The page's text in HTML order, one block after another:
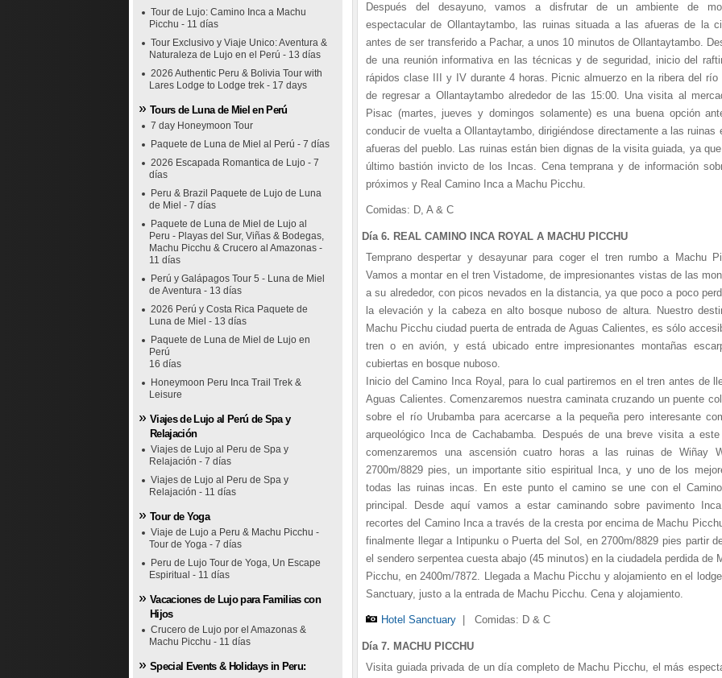
Tour de Lujo: Camino Inca a Machu
Picchu - 11 días
Tour Exclusivo y Viaje Unico: Aventura &
Naturaleza de Lujo en el Perú - 13 días
2026 Authentic Peru & Bolivia Tour with
Lares Lodge to Lodge trek - 17 days
Tours de Luna de Miel en Perú
7 day Honeymoon Tour
Paquete de Luna de Miel al Perú - 7 días
2026 Escapada Romantica de Lujo - 7
días
Peru & Brazil Paquete de Lujo de Luna
de Miel - 7 días
Paquete de Luna de Miel de Lujo al
Peru - Playas del Sur, Viñas & Bodegas,
Machu Picchu & Crucero al Amazonas -
11 días
Perú y Galápagos Tour 5 - Luna de Miel
de Aventura - 13 días
2026 Perú y Costa Rica Paquete de
Luna de Miel - 13 días
Paquete de Luna de Miel de Lujo en
Perú
16 días
Honeymoon Peru Inca Trail Trek &
Leisure
Viajes de Lujo al Perú de Spa y
Relajación
Viajes de Lujo al Peru de Spa y
Relajación - 7 días
Viajes de Lujo al Peru de Spa y
Relajación - 11 días
Tour de Yoga
Viaje de Lujo a Peru & Machu Picchu -
Tour de Yoga - 7 días
Peru de Lujo Tour de Yoga, Un Escape
Espiritual - 11 días
Vacaciones de Lujo para Familias con
Hijos
Crucero de Lujo por el Amazonas &
Machu Picchu - 11 días
Special Events & Holidays in Peru:
Después del desayuno, vamos a disfrutar de un ambiente de
espectacular de Ollantaytambo, las ruinas situada a las afueras de la
antes de ser transferido a Pachar, a unos 10 minutos de Ollantaytambo.
de una reunión informativa en las técnicas y de seguridad, inicio del
rápidos clase III y IV durante 4 horas. Picnic almuerzo en la ribera del río
de regresar a Ollantaytambo alrededor de las 15:00. Una visita al
Pisac (martes, jueves y domingos solamente) es una buena opción
conducir de vuelta a Ollantaytambo, dirigiéndose directamente a las ruinas
afueras del pueblo. Las ruinas están bien dignas de la visita guiada, ya
último bastión invicto de los Incas. Cena temprana y de información
próximos y Real Camino Inca a Machu Picchu.
Comidas: D, A & C
Día 6. REAL CAMINO INCA ROYAL A MACHU PICCHU
Temprano despertar y desayunar para coger el tren rumbo a Machu
Vamos a montar en el tren Vistadome, de impresionantes vistas de las
a su alrededor, con picos nevados en la distancia, ya que poco a poco
la elevación y la cabeza en alto bosque nuboso de altura. Nuestro
Machu Picchu ciudad puerta de entrada de Aguas Calientes, es sólo
tren o en avión, y está ubicado entre impresionantes montañas
cubiertas en bosque nuboso.
Inicio del Camino Inca Royal, para lo cual partiremos en el tren antes de
Aguas Calientes. Comenzaremos nuestra caminata cruzando un puente
sobre el río Urubamba para acercarse a la pequeña pero interesante
arqueológico Inca de Cachabamba. Después de una breve visita a
comenzaremos una ascensión cuatro horas a las ruinas de Wiñay
2700m/8829 pies, un importante sitio espiritual Inca, y uno de los
todas las ruinas incas. En este punto el camino se une con el
principal. Desde aquí vamos a estar caminando sobre pavimento
recortes del Camino Inca a través de la cresta por encima de Machu
finalmente llegar a Intipunku o Puerta del Sol, en 2700m/8829 pies partir
el sendero serpentea cuesta abajo (45 minutos) en la ciudadela perdida de
Picchu, en 2400m/7872. Llegada a Machu Picchu y alojamiento en el lodge
Sanctuary, justo a la entrada de Machu Picchu. Cena y alojamiento.
Hotel Sanctuary Comidas: D & C
Día 7. MACHU PICCHU
Visita guiada privada de un día completo de Machu Picchu, el más